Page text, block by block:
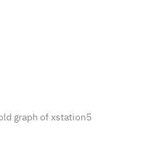
graph of xstation5